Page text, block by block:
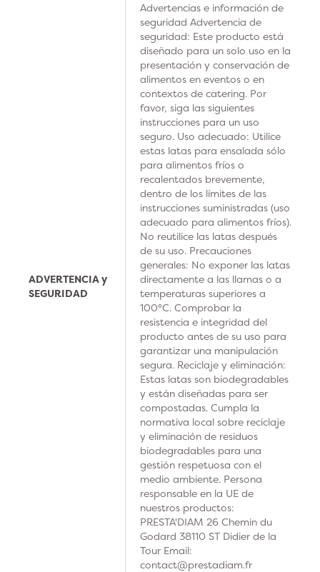
ADVERTENCIA y
SEGURIDAD
Advertencias e información de
seguridad Advertencia de
seguridad: Este producto está
diseñado para un solo uso en la
presentación y conservación de
alimentos en eventos o en
contextos de catering. Por
favor, siga las siguientes
instrucciones para un uso
seguro. Uso adecuado: Utilice
estas latas para ensalada sólo
para alimentos fríos o
recalentados brevemente,
dentro de los límites de las
instrucciones suministradas (uso
adecuado para alimentos fríos).
No reutilice las latas después
de su uso. Precauciones
generales: No exponer las latas
directamente a las llamas o a
temperaturas superiores a
100°C. Comprobar la
resistencia e integridad del
producto antes de su uso para
garantizar una manipulación
segura. Reciclaje y eliminación:
Estas latas son biodegradables
y están diseñadas para ser
compostadas. Cumpla la
normativa local sobre reciclaje
y eliminación de residuos
biodegradables para una
gestión respetuosa con el
medio ambiente. Persona
responsable en la UE de
nuestros productos:
PRESTA'DIAM 26 Chemin du
Godard 38110 ST Didier de la
Tour Email:
contact@prestadiam.fr